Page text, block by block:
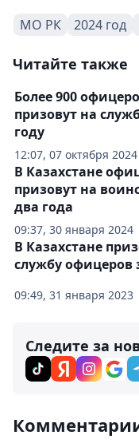
МО РК 2024 год
Читайте также
12:07, 07 октября 2024
Более 900
призовут на
году
09:37, 30 января 2024
В Казахстане
призовут на
два года
09:49, 31 января 2023
В Казахстане
службу офицеров
Следите за